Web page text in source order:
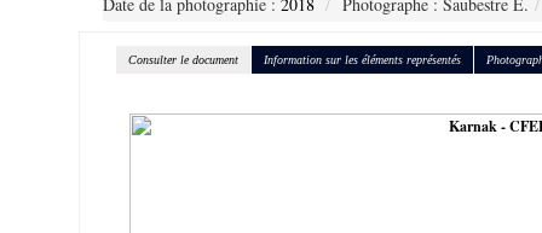
Consulter le document Information sur les éléments représentés